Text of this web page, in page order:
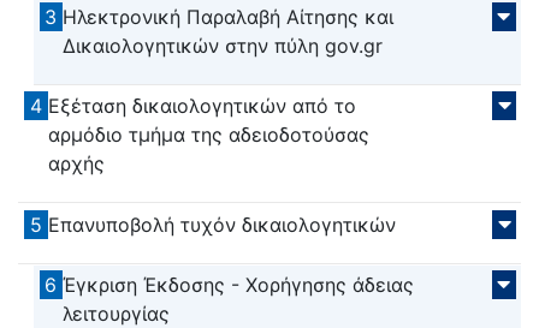
3 Ηλεκτρονική Παραλαβή Αίτησης και
Δικαιολογητικών στην πύλη gov.gr
4 Εξέταση δικαιολογητικών από το
αρμόδιο τμήμα της αδειοδοτούσας
αρχής
5 Επανυποβολή τυχόν δικαιολογητικών
6 Έγκριση Έκδοσης - Χορήγησης άδειας
λειτουργίας